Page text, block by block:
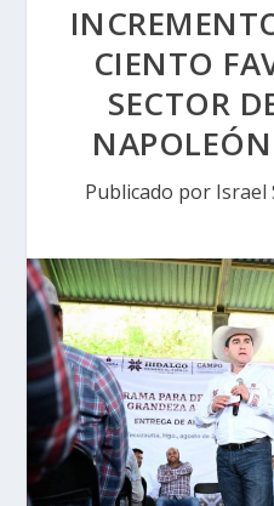
CIENTO
SECTOR
Publicado por Israel